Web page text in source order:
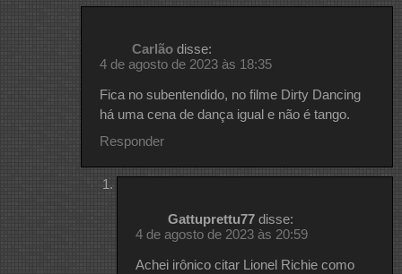
Carlão disse:
4 de agosto de 2023 às 18:35
Fica no subentendido, no filme Dirty Dancing
há uma cena de dança igual e não é tango.
Responder
Gattuprettu77 disse:
4 de agosto de 2023 às 20:59
Achei irônico citar Lionel Richie como